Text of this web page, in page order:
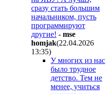
сразу стать большим
начальником, пусть
программируют
другие! - mse
homjak(22.04.2026
13:35)
У многих из нас
было трудное
детство. Тем не
менее, учиться